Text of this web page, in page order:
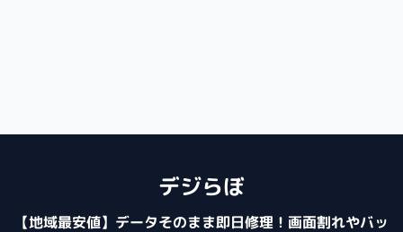
デジらぼ
【地域最安値】データそのまま即日修理！画面割れやバッ